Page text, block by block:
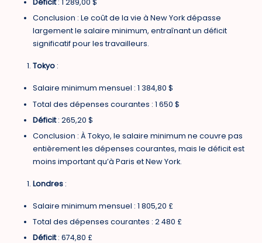
Déficit: 1 289,00 $
Conclusion : Le coût de la vie à New York dépasse
largement le salaire minimum, entraînant un déficit
significatif pour les travailleurs.
Tokyo :
Salaire minimum mensuel : 1 384,80 $
Total des dépenses courantes : 1 650 $
Déficit: 265,20 $
Conclusion : À Tokyo, le salaire minimum ne couvre pas
entièrement les dépenses courantes, mais le déficit est
moins important qu’à Paris et New York.
Londres :
Salaire minimum mensuel : 1 805,20 £
Total des dépenses courantes : 2 480 £
Déficit: 674,80 £